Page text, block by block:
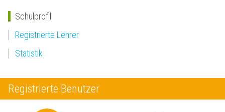
Schulprofil
Registrierte Lehrer
Statistik
Registrierte Benutzer